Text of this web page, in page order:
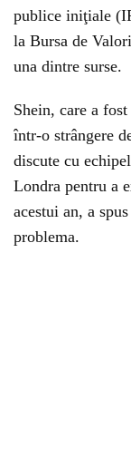
publice iniţiale
la Bursa de
una dintre surse.
Shein, care a
într-o strângere
discute cu
Londra pentru a
acestui an, a
problema.